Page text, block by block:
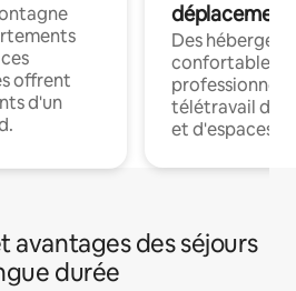
offrent
d'un
déplacement
Des
confortables
professionnels
télétravail
et d'espaces
avantages des séjours
durée